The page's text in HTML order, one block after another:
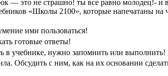
— это не страшно! ты все равно молодец!- и
«Школы 2100», которые напечатаны на
ими пользоваться!
готовые ответы!
в учебнике, нужно запомнить или выполнить!
Обсудить с ним, как на их основании